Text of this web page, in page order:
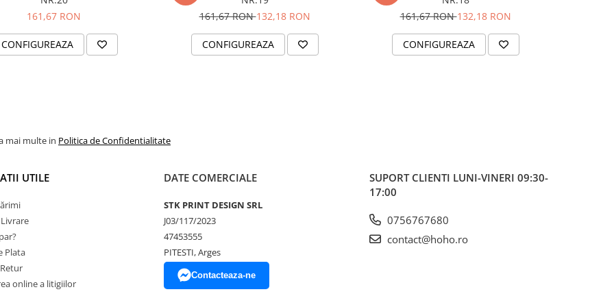
161,67 RON
CONFIGUREAZA
161,67 RON132,18 RON
CONFIGUREAZA
161,67 RON132,18 RON
CONFIGUREAZA
mai multe in Politica de Confidentialitate
UTILE
Plata
online a litigiilor
DATE COMERCIALE
STK PRINT DESIGN SRL
J03/117/2023
47453555
PITESTI, Arges
Contacteaza-ne
SUPORT CLIENTI LUNI-VINERI 09:30-
17:00
0756767680
contact@hoho.ro